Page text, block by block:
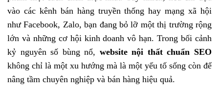
vào các kênh bán hàng truyền thống hay mạng xã hội
như Facebook, Zalo, bạn đang bỏ lỡ một thị trường rộng
lớn và những cơ hội kinh doanh vô hạn. Trong bối cảnh
kỷ nguyên số bùng nổ, website nội thất chuẩn SEO
không chỉ là một xu hướng mà là một yếu tố sống còn để
nâng tầm chuyên nghiệp và bán hàng hiệu quả.